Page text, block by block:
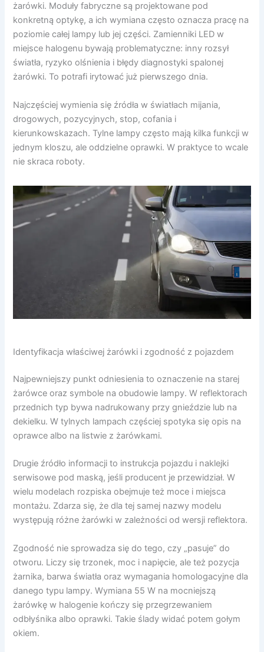
żarówki. Moduły fabryczne są projektowane pod
konkretną optykę, a ich wymiana często oznacza pracę na
poziomie całej lampy lub jej części. Zamienniki LED w
miejsce halogenu bywają problematyczne: inny rozsył
światła, ryzyko olśnienia i błędy diagnostyki spalonej
żarówki. To potrafi irytować już pierwszego dnia.
Najczęściej wymienia się źródła w światłach mijania,
drogowych, pozycyjnych, stop, cofania i
kierunkowskazach. Tylne lampy często mają kilka funkcji w
jednym kloszu, ale oddzielne oprawki. W praktyce to wcale
nie skraca roboty.
Identyfikacja właściwej żarówki i zgodność z pojazdem
Najpewniejszy punkt odniesienia to oznaczenie na starej
żarówce oraz symbole na obudowie lampy. W reflektorach
przednich typ bywa nadrukowany przy gnieździe lub na
dekielku. W tylnych lampach częściej spotyka się opis na
oprawce albo na listwie z żarówkami.
Drugie źródło informacji to instrukcja pojazdu i naklejki
serwisowe pod maską, jeśli producent je przewidział. W
wielu modelach rozpiska obejmuje też moce i miejsca
montażu. Zdarza się, że dla tej samej nazwy modelu
występują różne żarówki w zależności od wersji reflektora.
Zgodność nie sprowadza się do tego, czy „pasuje” do
otworu. Liczy się trzonek, moc i napięcie, ale też pozycja
żarnika, barwa światła oraz wymagania homologacyjne dla
danego typu lampy. Wymiana 55 W na mocniejszą
żarówkę w halogenie kończy się przegrzewaniem
odbłyśnika albo oprawki. Takie ślady widać potem gołym
okiem.